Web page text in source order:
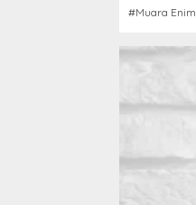
#Muara Enim